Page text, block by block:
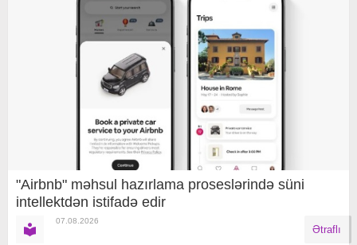
"Airbnb" məhsul hazırlama proseslərində süni
intellektdən istifadə edir
07.08.2026
Ətraflı